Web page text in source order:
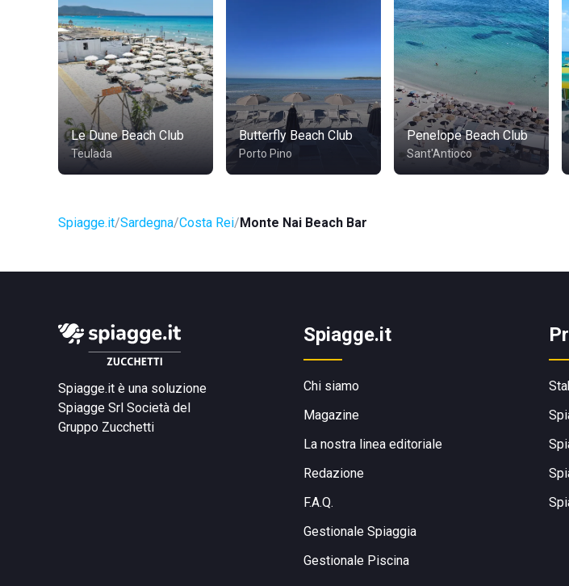
Le Dune Beach Club
Teulada
Butterfly Beach Club
Porto Pino
Penelope Beach Club
Sant'Antioco
Spiagge.it Sardegna Costa Rei Monte Nai Beach Bar
Spiagge.it è una soluzione
Spiagge Srl Società del
Gruppo Zucchetti
Spiagge.it
Chi siamo
Magazine
La nostra linea editoriale
Redazione
F.A.Q.
Gestionale Spiaggia
Gestionale Piscina